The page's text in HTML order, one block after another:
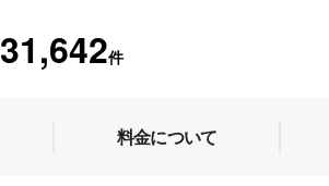
31,642件
料金について